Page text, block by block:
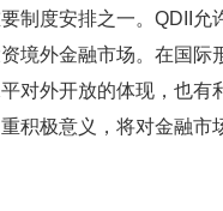
度安排之一。QDII允
境外金融市场。在国际
对外开放的体现，也有
积极意义，将对金融市